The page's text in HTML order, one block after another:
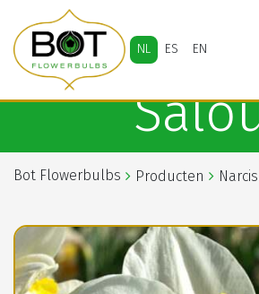
NL ES EN
Bot Flowerbulbs Producten Narcis